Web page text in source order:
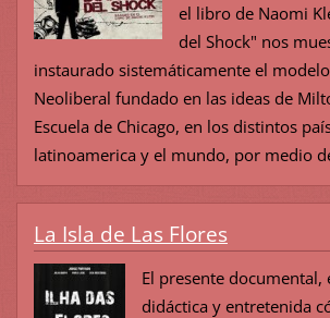
el libro de Naomi
del Shock" nos
instaurado sistemáticamente el
Neoliberal fundado en las ideas de
Escuela de Chicago, en los distintos
latinoamerica y el mundo, por medio
La Isla de Las Flores
El presente documental,
didáctica y entretenida